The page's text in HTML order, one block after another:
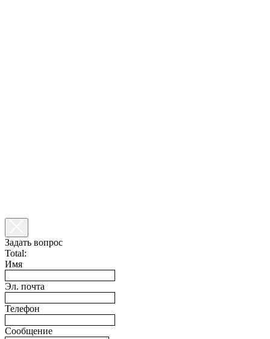
Задать вопрос
Total:
Имя
Эл. почта
Телефон
Сообщение